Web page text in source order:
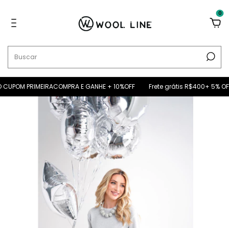
0
PRIMEIRACOMPRA E GANHE + 10%OFF Frete grátis R$400+ 5% OFF